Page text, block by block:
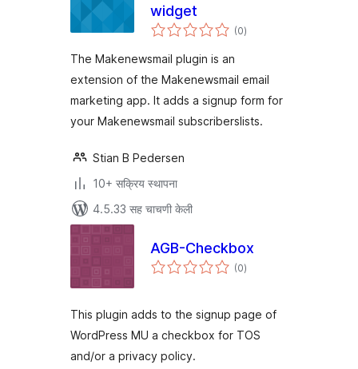
widget
(0एकूण
मूल्यांकन
)
The Makenewsmail plugin is an
extension of the Makenewsmail email
marketing app. It adds a signup form for
your Makenewsmail subscriberslists.
Stian B Pedersen
10+ सक्रिय स्थापना
4.5.33 सह चाचणी केली
AGB-Checkbox
(0एकूण
मूल्यांकन
)
This plugin adds to the signup page of
WordPress MU a checkbox for TOS
and/or a privacy policy.